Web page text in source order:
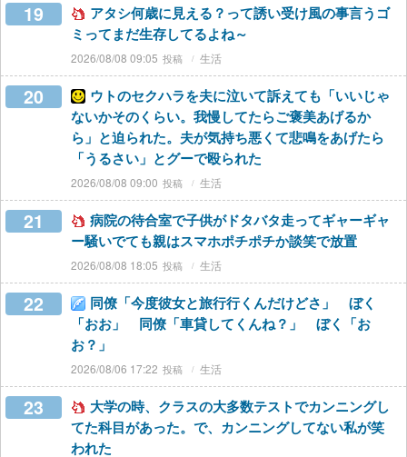
19
アタシ何歳に見える？って誘い受け風の事言うゴ
ミってまだ生存してるよね～
2026/08/08 09:05 生活
20
ウトのセクハラを夫に泣いて訴えても「いいじゃ
ないかそのくらい。我慢してたらご褒美あげるか
ら」と迫られた。夫が気持ち悪くて悲鳴をあげたら
「うるさい」とグーで殴られた
2026/08/08 09:00 生活
21
病院の待合室で子供がドタバタ走ってギャーギャ
ー騒いでても親はスマホポチポチか談笑で放置
2026/08/08 18:05 生活
22
同僚「今度彼女と旅行行くんだけどさ」 ぼく
「おお」 同僚「車貸してくんね？」 ぼく「お
お？」
2026/08/06 17:22 生活
23
大学の時、クラスの大多数テストでカンニングし
てた科目があった。で、カンニングしてない私が笑
われた